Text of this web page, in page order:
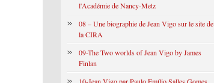
l'Académie de Nancy-Metz
08 – Une biographie de Jean Vigo sur le site de
la CIRA
09-The Two worlds of Jean Vigo by James
Finlan